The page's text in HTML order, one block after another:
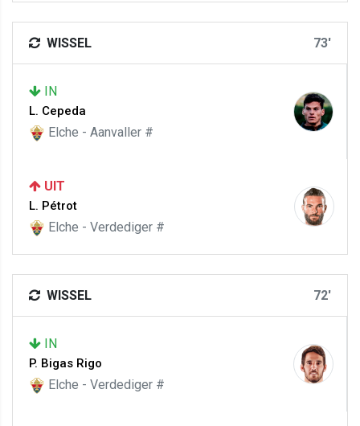
WISSEL 73'
IN
L. Cepeda
Elche - Aanvaller #
UIT
L. Pétrot
Elche - Verdediger #
WISSEL 72'
IN
P. Bigas Rigo
Elche - Verdediger #